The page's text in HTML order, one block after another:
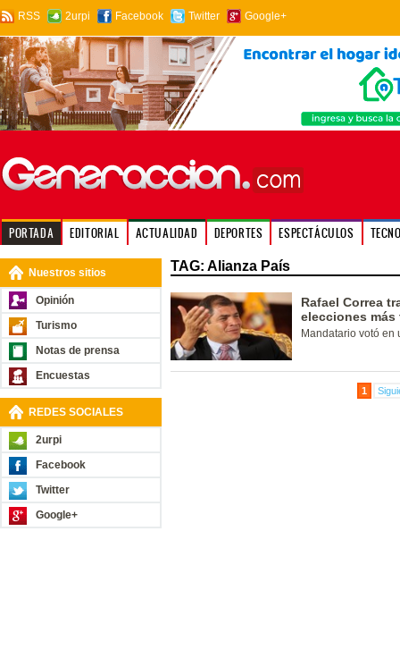
RSS 2urpi Facebook Twitter Google+
PORTADA EDITORIAL ACTUALIDAD DEPORTES ESPECTÁCULOS
Nuestros sitios
Opinión
Turismo
Notas de prensa
Encuestas
REDES SOCIALES
2urpi
Facebook
Twitter
Google+
TAG: Alianza País
Rafael Correa
elecciones
Mandatario votó en
1